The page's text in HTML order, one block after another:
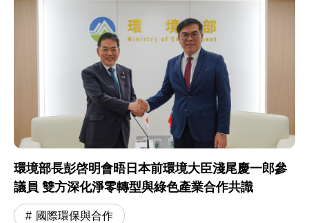
環境部長彭啓明會晤日本前環境大臣淺尾慶一郎參
議員 雙方深化淨零轉型與綠色產業合作共識
國際環保與合作